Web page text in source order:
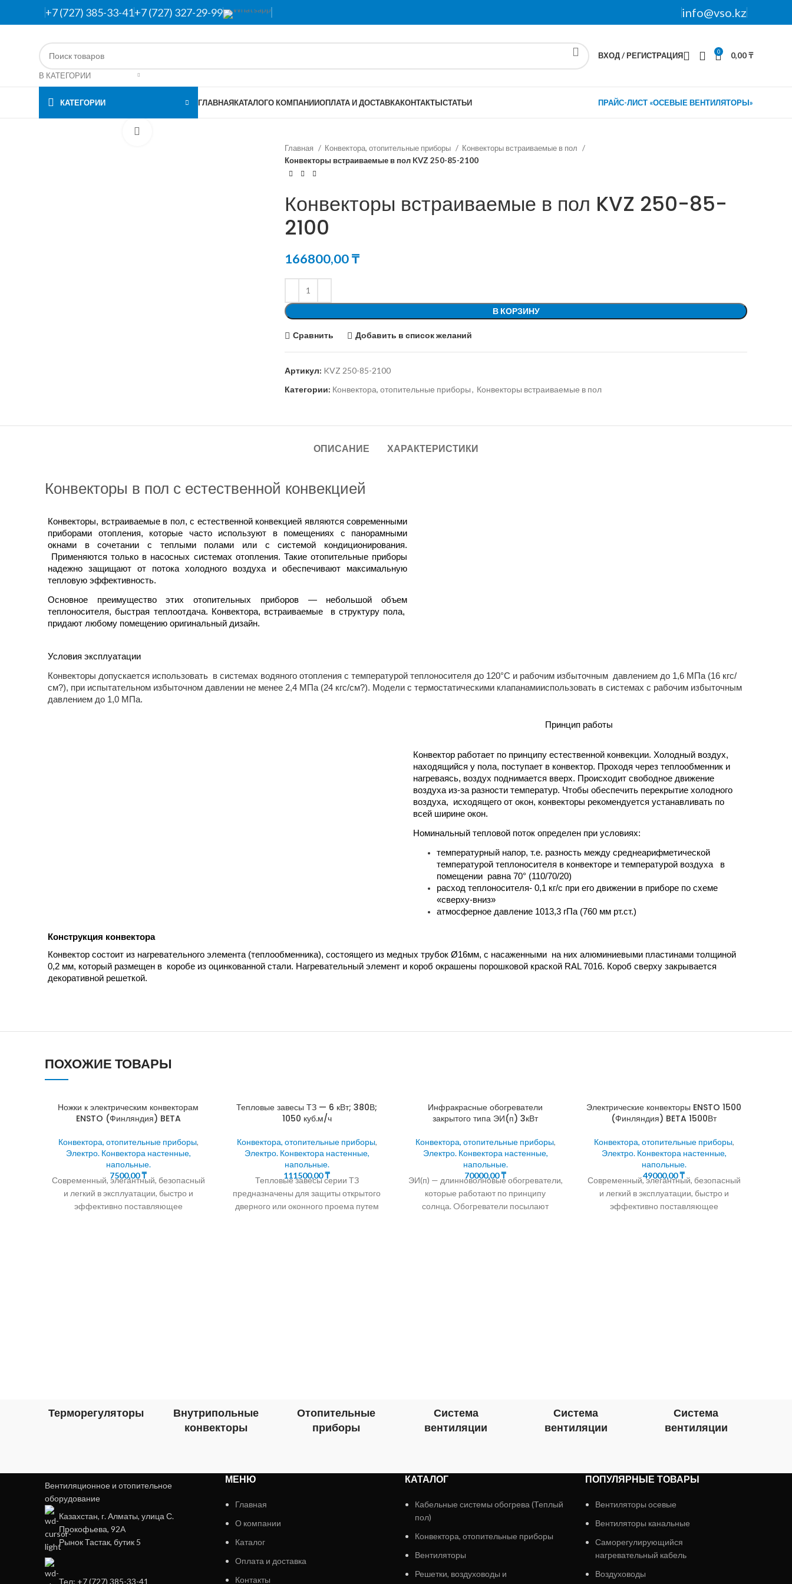
+7 (727) 385-33-41+7 (727) 327-29-99 info@vso.kz
В КАТЕГОРИИ
ВХОД / РЕГИСТРАЦИЯ 0 0,00₸
КАТЕГОРИИ ГЛАВНАЯКАТАЛОГО КОМПАНИИОПЛАТА И ДОСТАВКАКОНТАКТЫСТАТЬИ ПРАЙС-ЛИСТ «ОСЕВЫЕ ВЕНТИЛЯТОРЫ»
Главная
Конвектора, отопительные приборы
Конвекторы встраиваемые в пол
Конвекторы встраиваемые в пол KVZ 250-85-2100
Конвекторы встраиваемые в пол KVZ 250-85-
2100
166800,00₸
В КОРЗИНУ
Сравнить Добавить в список желаний
Артикул: KVZ 250-85-2100
Категории: Конвектора, отопительные приборы, Конвекторы встраиваемые в пол
ОПИСАНИЕ ХАРАКТЕРИСТИКИ
Конвекторы в пол с естественной конвекцией
Конвекторы, встраиваемые в пол, с естественной конвекцией являются современными
приборами отопления, которые часто используют в помещениях с панорамными
окнами в сочетании с теплыми полами или с системой кондиционирования.
Применяются только в насосных системах отопления. Такие отопительные приборы
надежно защищают от потока холодного воздуха и обеспечивают максимальную
тепловую эффективность.
Основное преимущество этих отопительных приборов — небольшой объем
теплоносителя, быстрая теплоотдача. Конвектора, встраиваемые в структуру пола,
придают любому помещению оригинальный дизайн.
Условия эксплуатации
Конвекторы допускается использовать в системах водяного отопления с температурой теплоносителя до 120°С и рабочим избыточным давлением до 1,6 МПа (16 кгс/
см?), при испытательном избыточном давлении не менее 2,4 МПа (24 кгс/см?). Модели с термостатическими клапанамииспользовать в системах с рабочим избыточным
давлением до 1,0 МПа.
Принцип работы
Конвектор работает по принципу естественной конвекции. Холодный воздух,
находящийся у пола, поступает в конвектор. Проходя через теплообменник и
нагреваясь, воздух поднимается вверх. Происходит свободное движение
воздуха из-за разности температур. Чтобы обеспечить перекрытие холодного
воздуха, исходящего от окон, конвекторы рекомендуется устанавливать по
всей ширине окон.
Номинальный тепловой поток определен при условиях:
температурный напор, т.е. разность между среднеарифметической
температурой теплоносителя в конвекторе и температурой воздуха в
помещении равна 70° (110/70/20)
расход теплоносителя- 0,1 кг/с при его движении в приборе по схеме
«сверху-вниз»
атмосферное давление 1013,3 гПа (760 мм рт.ст.)
Конструкция конвектора
Конвектор состоит из нагревательного элемента (теплообменника), состоящего из медных трубок Ø16мм, с насаженными на них алюминиевыми пластинами толщиной
0,2 мм, который размещен в коробе из оцинкованной стали. Нагревательный элемент и короб окрашены порошковой краской RAL 7016. Короб сверху закрывается
декоративной решеткой.
ПОХОЖИЕ ТОВАРЫ
Ножки к электрическим конвекторам
ENSTO (Финляндия) BETA
Конвектора, отопительные приборы,
Электро. Конвектора настенные,
напольные.
7500,00₸
Современный, элегантный, безопасный
и легкий в эксплуатации, быстро и
эффективно поставляющее
Тепловые завесы ТЗ — 6 кВт; 380В;
1050 куб.м/ч
Конвектора, отопительные приборы,
Электро. Конвектора настенные,
напольные.
111500,00₸
Тепловые завесы серии ТЗ
предназначены для защиты открытого
дверного или оконного проема путем
Инфракрасные обогреватели
закрытого типа ЭИ(п) 3кВт
Конвектора, отопительные приборы,
Электро. Конвектора настенные,
напольные.
70000,00₸
ЭИ(п) — длинноволновые обогреватели,
которые работают по принципу
солнца. Oбoгрeвaтeли посылают
Электрические конвекторы ENSTO 1500
(Финляндия) BETA 1500Вт
Конвектора, отопительные приборы,
Электро. Конвектора настенные,
напольные.
49000,00₸
Современный, элегантный, безопасный
и легкий в эксплуатации, быстро и
эффективно поставляющее
Терморегуляторы
Внутрипольные
конвекторы
Отопительные
приборы
Система
вентиляции
Система
вентиляции
Система
вентиляции
Вентиляционное и отопительное
оборудование
Казахстан, г. Алматы, улица С.
Прокофьева, 92А
Рынок Тастак, бутик 5
Тел: +7 (727) 385-33-41
МЕНЮ
Главная
О компании
Каталог
Оплата и доставка
Контакты
КАТАЛОГ
Кабельные системы обогрева (Теплый
пол)
Конвектора, отопительные приборы
Вентиляторы
Решетки, воздуховоды и
ПОПУЛЯРНЫЕ ТОВАРЫ
Вентиляторы осевые
Вентиляторы канальные
Саморегулирующийся
нагревательный кабель
Воздуховоды